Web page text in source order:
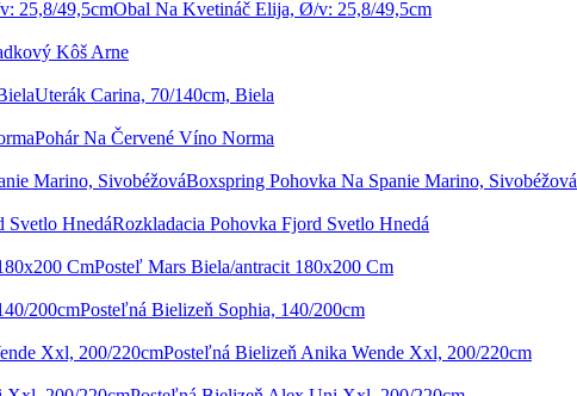
Obal Na Kvetináč Elija, Ø/v: 25,8/49,5cm
Kôš Arne
Uterák Carina, 70/140cm, Biela
Pohár Na Červené Víno Norma
Boxspring Pohovka Na Spanie Marino, Sivobéžová
Rozkladacia Pohovka Fjord Svetlo Hnedá
Posteľ Mars Biela/antracit 180x200 Cm
Posteľná Bielizeň Sophia, 140/200cm
Posteľná Bielizeň Anika Wende Xxl, 200/220cm